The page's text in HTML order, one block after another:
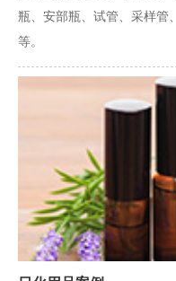
瓶、安部瓶、试管、采样管
等。